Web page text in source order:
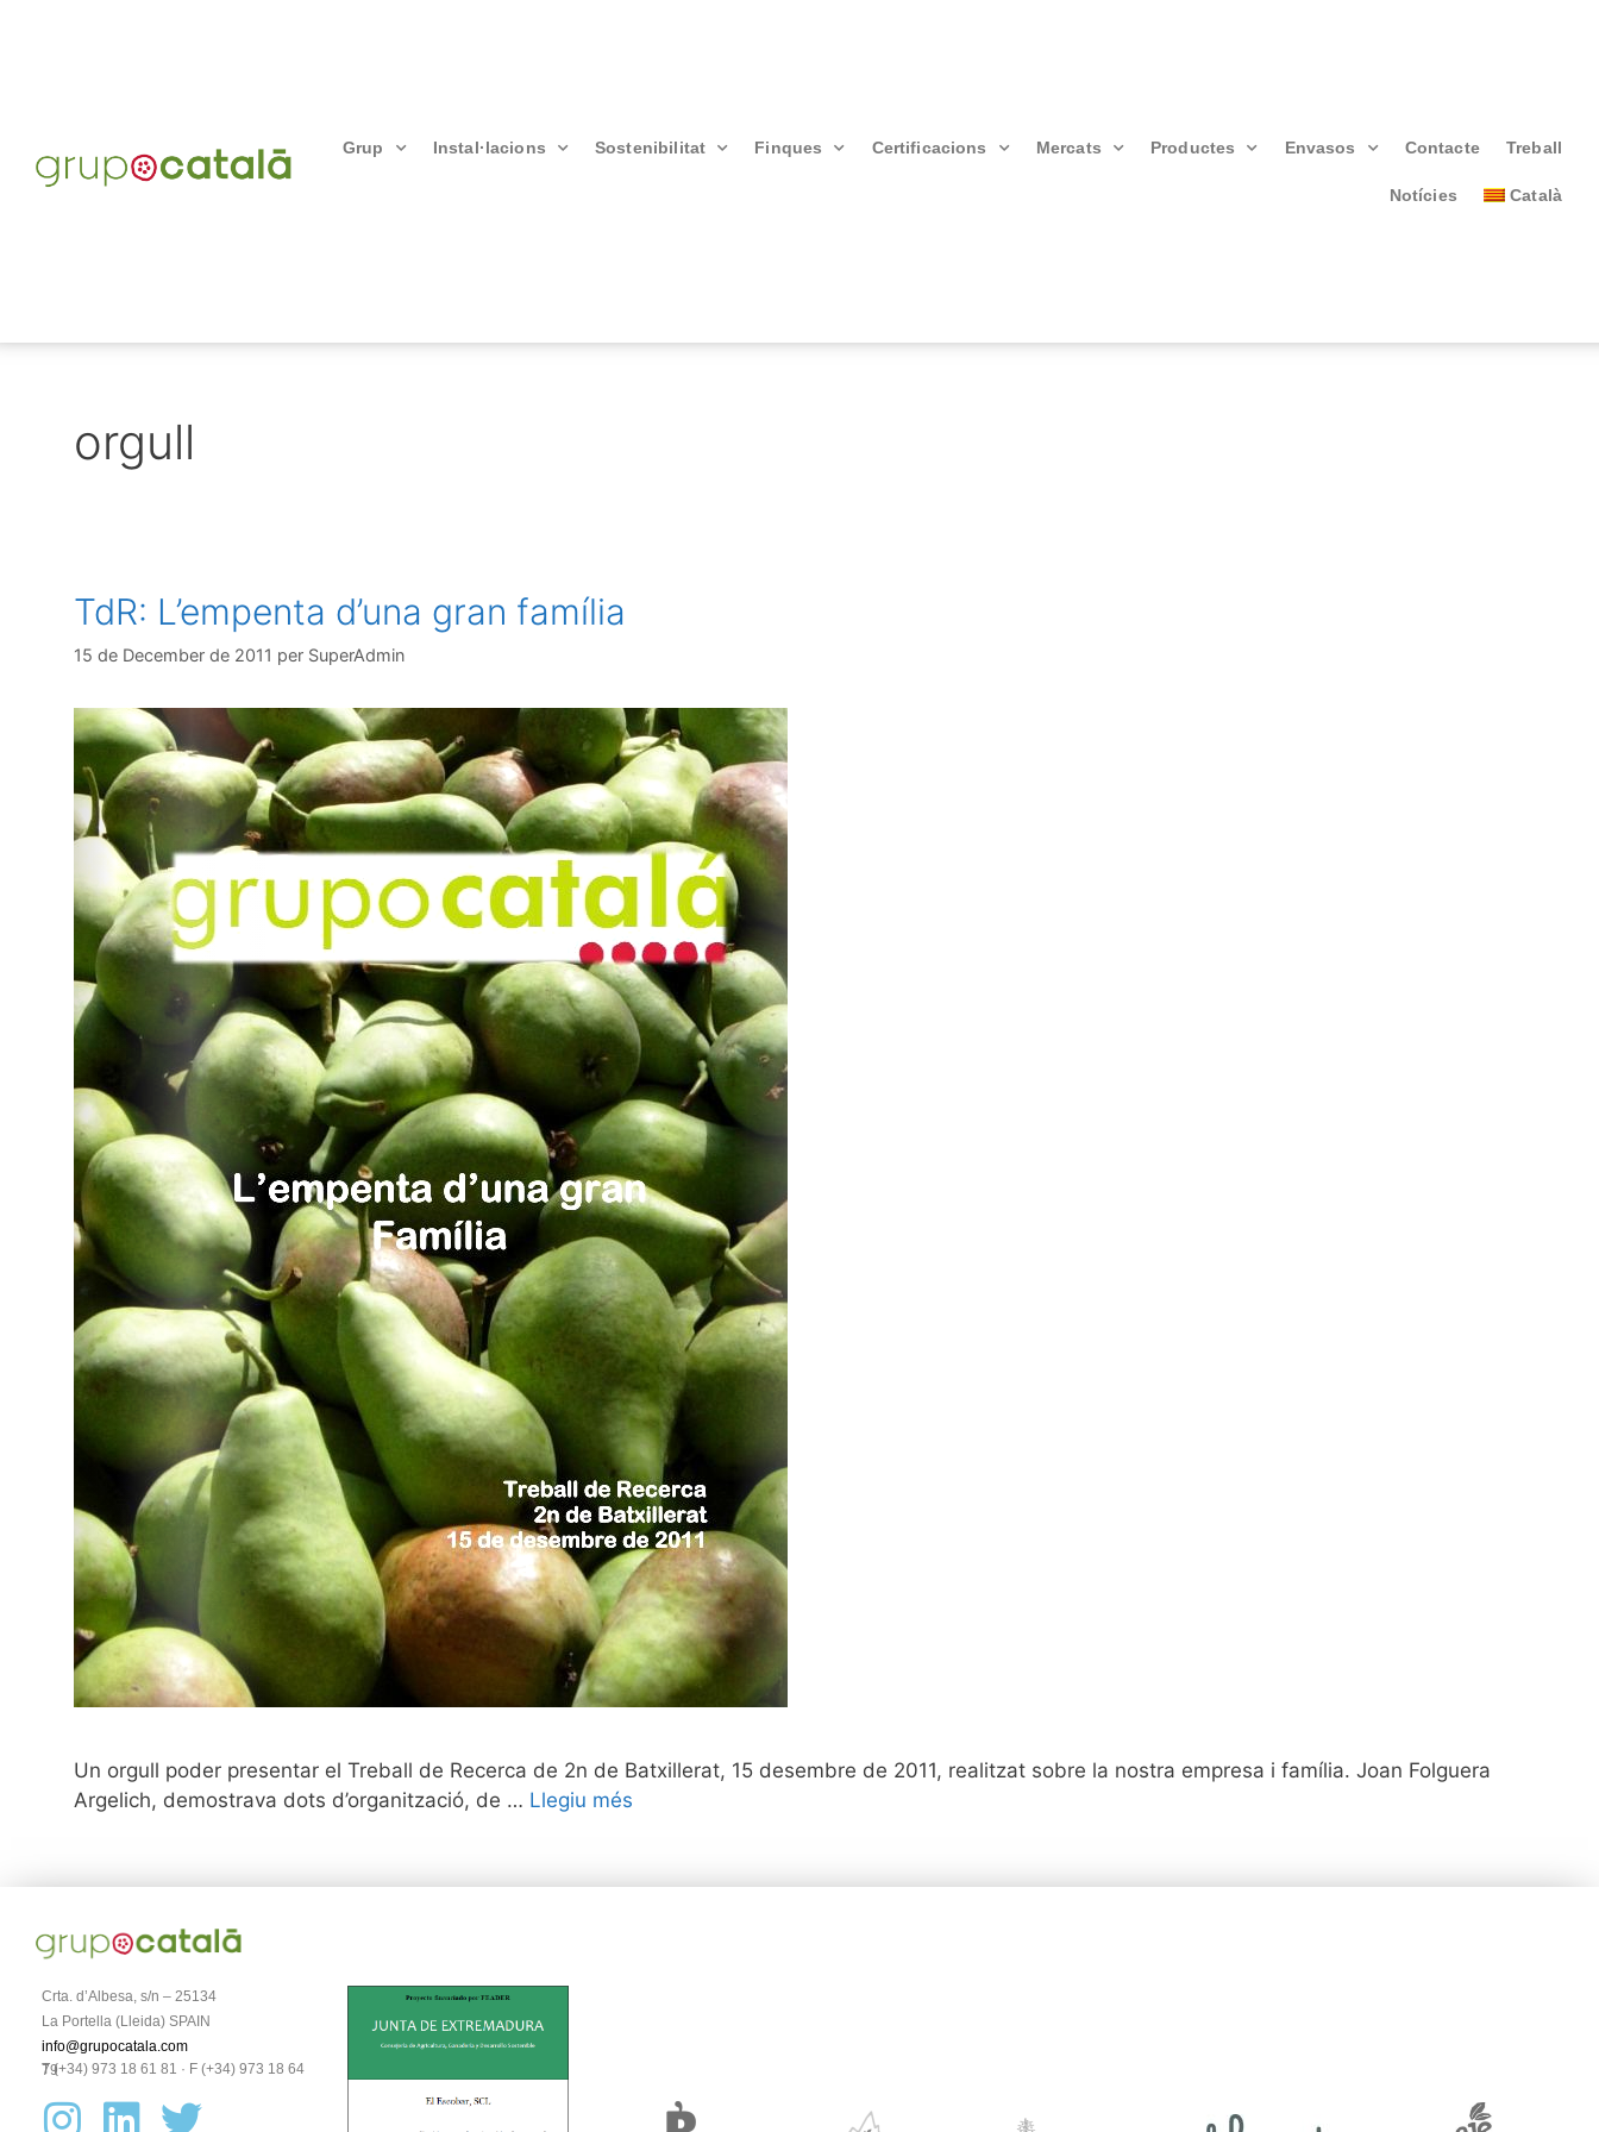
Grup Instal·lacions Sostenibilitat Finques Certificacions Mercats Productes Envasos Contacte Treball
Notícies Català
orgull
TdR: L’empenta d’una gran família
15 de December de 2011 per SuperAdmin
Un orgull poder presentar el Treball de Recerca de 2n de Batxillerat, 15 desembre de 2011, realitzat sobre la nostra empresa i família. Joan Folguera
Argelich, demostrava dots d’organització, de … Llegiu més
Crta. d’Albesa, s/n – 25134
La Portella (Lleida) SPAIN
info@grupocatala.com
T (+34) 973 18 61 81 · F (+34) 973 18 64 79